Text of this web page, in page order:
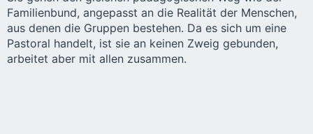
Familienbund, angepasst an die Realität der Menschen,
aus denen die Gruppen bestehen. Da es sich um eine
Pastoral handelt, ist sie an keinen Zweig gebunden,
arbeitet aber mit allen zusammen.